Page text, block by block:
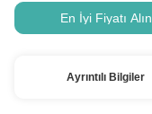
En İyi Fiyatı Alın
Ayrıntılı Bilgiler